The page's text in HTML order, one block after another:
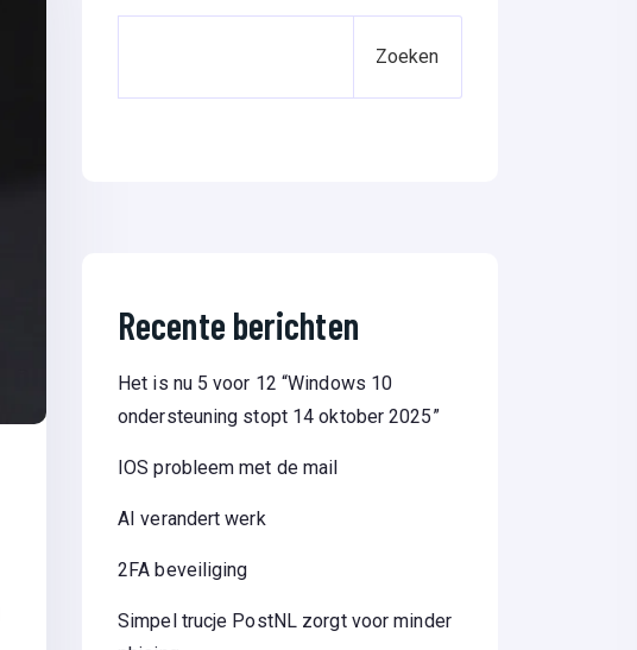
Zoeken
Recente berichten
Het is nu 5 voor 12 “Windows 10
ondersteuning stopt 14 oktober 2025”
IOS probleem met de mail
AI verandert werk
2FA beveiliging
Simpel trucje PostNL zorgt voor minder